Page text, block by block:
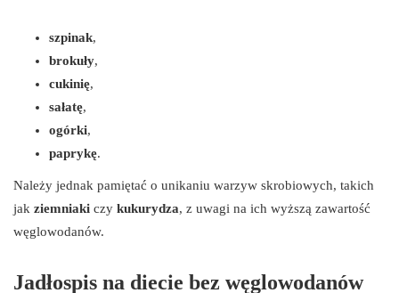
szpinak,
brokuły,
cukinię,
sałatę,
ogórki,
paprykę.
Należy jednak pamiętać o unikaniu warzyw skrobiowych, takich
jak ziemniaki czy kukurydza, z uwagi na ich wyższą zawartość
węglowodanów.
Jadłospis na diecie bez węglowodanów